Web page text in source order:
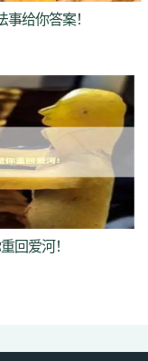
给你答案！
回爱河！